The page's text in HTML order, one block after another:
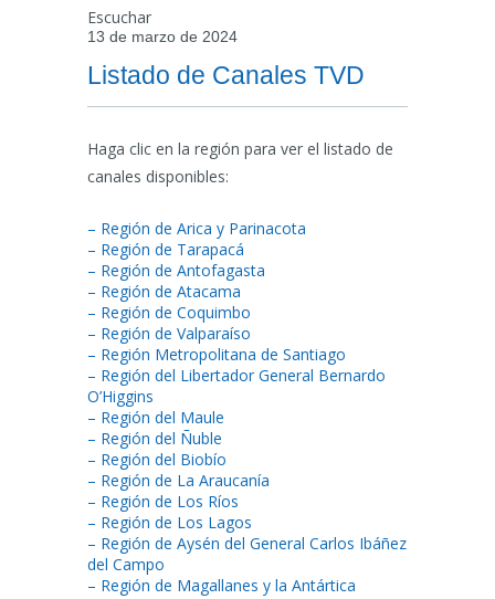
Escuchar
13 de marzo de 2024
Listado de Canales TVD
Haga clic en la región para ver el listado de
canales disponibles:
– Región de Arica y Parinacota
– Región de Tarapacá
– Región de Antofagasta
– Región de Atacama
– Región de Coquimbo
– Región de Valparaíso
– Región Metropolitana de Santiago
– Región del Libertador General Bernardo
O’Higgins
– Región del Maule
– Región del Ñuble
– Región del Biobío
– Región de La Araucanía
– Región de Los Ríos
– Región de Los Lagos
– Región de Aysén del General Carlos Ibáñez
del Campo
– Región de Magallanes y la Antártica